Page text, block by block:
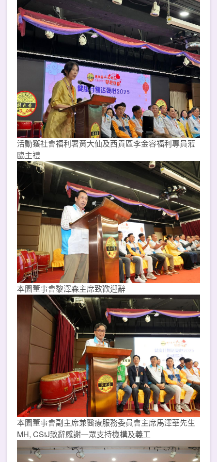
活動獲社會福利署黃大仙及西貢區李金容福利專員蒞
臨主禮
本園董事會黎澤森主席致歡迎辭
本園董事會副主席兼醫療服務委員會主席馬澤華先生
MH, CStJ致辭感謝一眾支持機構及義工